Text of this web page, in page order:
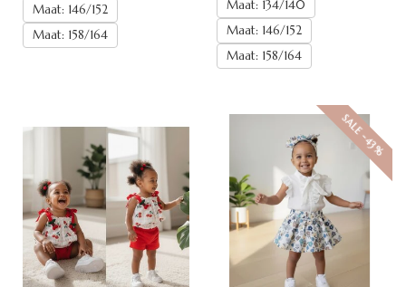
Maat: 146/152
Maat: 158/164
Maat: 134/140
Maat: 146/152
Maat: 158/164
SALE -43%